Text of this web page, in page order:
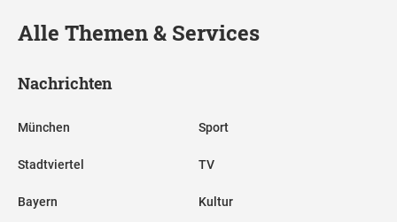
Alle Themen & Services
Nachrichten
München
Stadtviertel
Bayern
Sport
TV
Kultur